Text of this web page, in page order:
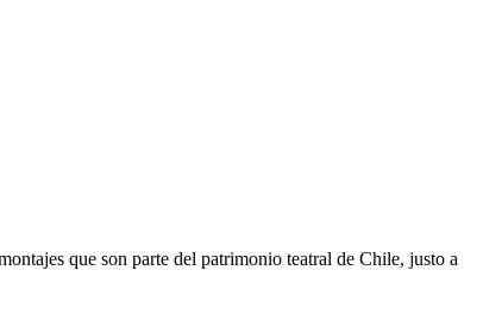
que son parte del patrimonio teatral de Chile, justo a